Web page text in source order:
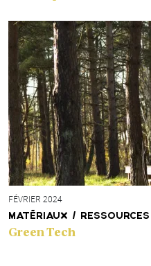
FÉVRIER 2024
MATÉRIAUX / RESSOURCES
Green Tech